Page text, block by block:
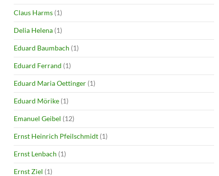
Claus Harms (1)
Delia Helena (1)
Eduard Baumbach (1)
Eduard Ferrand (1)
Eduard Maria Oettinger (1)
Eduard Mörike (1)
Emanuel Geibel (12)
Ernst Heinrich Pfeilschmidt (1)
Ernst Lenbach (1)
Ernst Ziel (1)